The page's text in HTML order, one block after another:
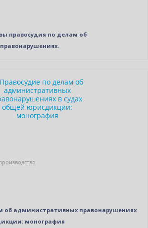
правосудия по делам об
об административных правонарушениях
монография